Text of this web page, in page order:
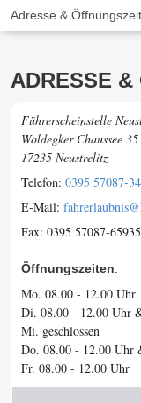
Adresse &
ADRESSE &
Führerscheinstelle
Woldegker Chaussee 35
17235 Neustrelitz
Telefon: 0395 57087-
E-Mail:
Fax: 0395 57087-65935
Öffnungszeiten:
Mo. 08.00 - 12.00 Uhr
Di. 08.00 - 12.00 Uhr
Mi. geschlossen
Do. 08.00 - 12.00 Uhr
Fr. 08.00 - 12.00 Uhr